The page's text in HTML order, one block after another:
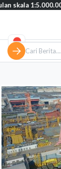
1:5.000.000,